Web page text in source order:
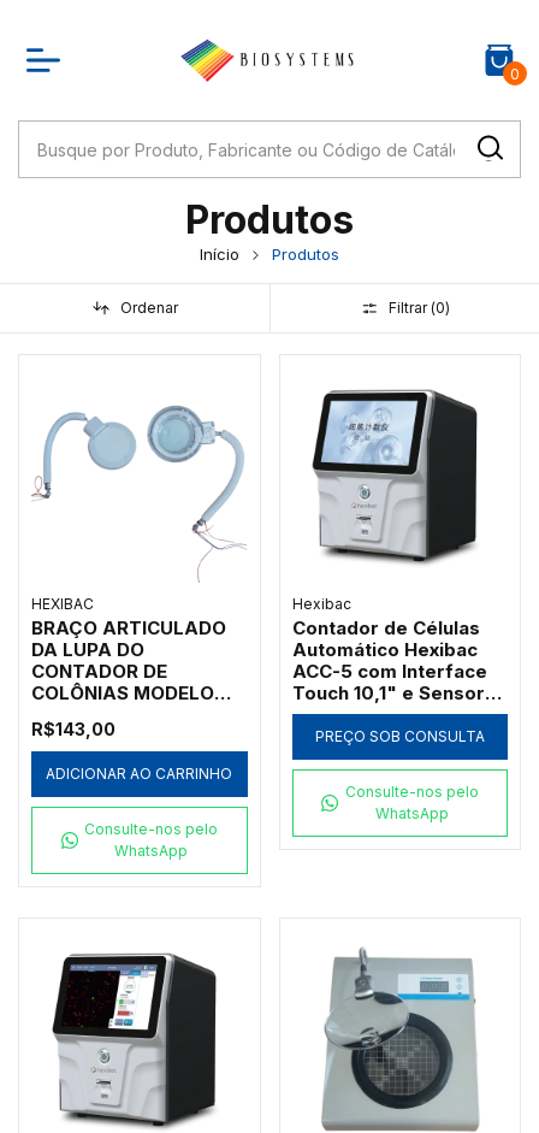
0
Produtos
Início Produtos
Ordenar Filtrar (0)
HEXIBAC
BRAÇO ARTICULADO
DA LUPA DO
CONTADOR DE
COLÔNIAS MODELO
R$143,00
ADICIONAR AO CARRINHO
Consulte-nos pelo
WhatsApp
Hexibac
Contador de Células
Automático Hexibac
ACC-5 com Interface
Touch 10,1" e Sensor
CMOS 12MP
PREÇO SOB CONSULTA
Consulte-nos pelo
WhatsApp